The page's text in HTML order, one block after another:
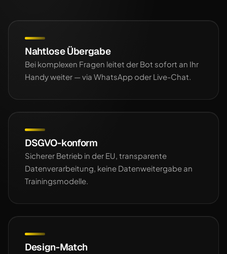
Nahtlose Übergabe
Bei komplexen Fragen leitet der Bot sofort an Ihr
Handy weiter — via WhatsApp oder Live-Chat.
DSGVO-konform
Sicherer Betrieb in der EU, transparente
Datenverarbeitung, keine Datenweitergabe an
Trainingsmodelle.
Design-Match